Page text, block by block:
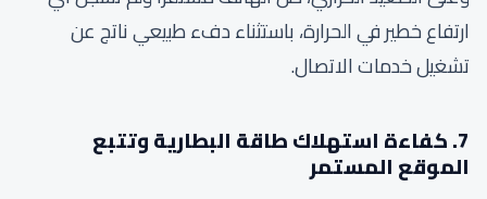
ارتفاع خطير في الحرارة، باستثناء دفء طبيعي ناتج عن
تشغيل خدمات الاتصال.
7. كفاءة استهلاك طاقة البطارية وتتبع
الموقع المستمر